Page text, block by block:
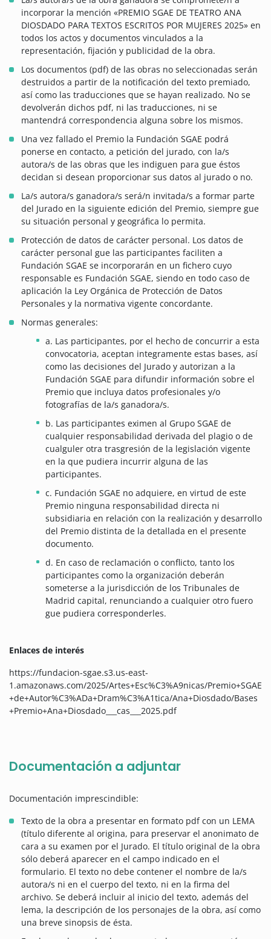
incorporar la mención «PREMIO SGAE DE TEATRO ANA
DIOSDADO PARA TEXTOS ESCRITOS POR MUJERES 2025» en
todos los actos y documentos vinculados a la
representación, fijación y publicidad de la obra.
Los documentos (pdf) de las obras no seleccionadas serán
destruidos a partir de la notificación del texto premiado,
así como las traducciones que se hayan realizado. No se
devolverán dichos pdf, ni las traducciones, ni se
mantendrá correspondencia alguna sobre los mismos.
Una vez fallado el Premio la Fundación SGAE podrá
ponerse en contacto, a petición del jurado, con la/s
autora/s de las obras que les indiguen para gue éstos
decidan si desean proporcionar sus datos al jurado o no.
La/s autora/s ganadora/s será/n invitada/s a formar parte
del Jurado en la siguiente edición del Premio, siempre gue
su situación personal y geográfica lo permita.
Protección de datos de carácter personal. Los datos de
carácter personal gue las participantes faciliten a
Fundación SGAE se incorporarán en un fichero cuyo
responsable es Fundación SGAE, siendo en todo caso de
aplicación la Ley Orgánica de Protección de Datos
Personales y la normativa vigente concordante.
Normas generales:
a. Las participantes, por el hecho de concurrir a esta
convocatoria, aceptan integramente estas bases, así
como las decisiones del Jurado y autorizan a la
Fundación SGAE para difundir información sobre el
Premio que incluya datos profesionales y/o
fotografías de la/s ganadora/s.
b. Las participantes eximen al Grupo SGAE de
cualquier responsabilidad derivada del plagio o de
cualguler otra trasgresión de la legislación vigente
en la que pudiera incurrir alguna de las
participantes.
c. Fundación SGAE no adquiere, en virtud de este
Premio ninguna responsabilidad directa ni
subsidiaria en relación con la realización y desarrollo
del Premio distinta de la detallada en el presente
documento.
d. En caso de reclamación o conflicto, tanto los
participantes como la organización deberán
someterse a la jurisdicción de los Tribunales de
Madrid capital, renunciando a cualquier otro fuero
gue pudiera corresponderles.
Enlaces de interés
https://fundacion-sgae.s3.us-east-
1.amazonaws.com/2025/Artes+Esc%C3%A9nicas/Premio+SGAE
+de+Autor%C3%ADa+Dram%C3%A1tica/Ana+Diosdado/Bases
+Premio+Ana+Diosdado___cas___2025.pdf
Documentación a adjuntar
Documentación imprescindible:
Texto de la obra a presentar en formato pdf con un LEMA
(título diferente al origina, para preservar el anonimato de
cara a su examen por el Jurado. El título original de la obra
sólo deberá aparecer en el campo indicado en el
formulario. El texto no debe contener el nombre de la/s
autora/s ni en el cuerpo del texto, ni en la firma del
archivo. Se deberá incluir al inicio del texto, además del
lema, la descripción de los personajes de la obra, así como
una breve sinopsis de ésta.